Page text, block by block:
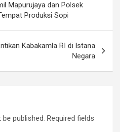
Mapurujaya dan Polsek
Produksi Sopi
Kabakamla RI di Istana
Negara
published. Required fields